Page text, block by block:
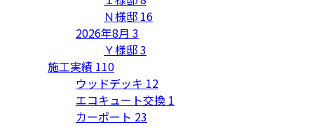
Ｎ様邸 16
2026年8月 3
Ｙ様邸3
施工実績 110
ウッドデッキ 12
エコキュート交換 1
カーポート 23